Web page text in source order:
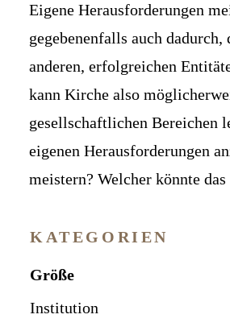
Eigene Herausforderungen
gegebenenfalls auch dadurch,
anderen, erfolgreichen
kann Kirche also
gesellschaftlichen Bereichen
eigenen Herausforderungen
meistern? Welcher könnte das
KATEGORIEN
Größe
Institution